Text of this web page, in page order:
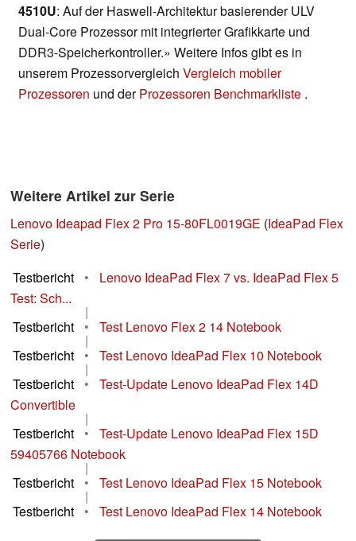
4510U: Auf der Haswell-Architektur basierender ULV
Dual-Core Prozessor mit integrierter Grafikkarte und
DDR3-Speicherkontroller.» Weitere Infos gibt es in
unserem Prozessorvergleich Vergleich mobiler
Prozessoren und derProzessoren Benchmarkliste .
Weitere Artikel zur Serie
Lenovo Ideapad Flex 2 Pro 15-80FL0019GE (IdeaPad Flex
Serie)
Testbericht
•
Lenovo IdeaPad Flex 7 vs. IdeaPad Flex 5
Test: Sch...
|
Testbericht
• Test Lenovo Flex 2 14 Notebook
|
Testbericht
• Test Lenovo IdeaPad Flex 10 Notebook
|
Testbericht
•
Test-Update Lenovo IdeaPad Flex 14D
Convertible
|
Testbericht
•
Test-Update Lenovo IdeaPad Flex 15D
59405766 Notebook
|
Testbericht
• Test Lenovo IdeaPad Flex 15 Notebook
|
Testbericht
• Test Lenovo IdeaPad Flex 14 Notebook